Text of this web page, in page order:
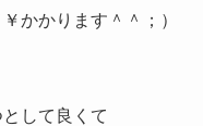
かかります＾＾；）
して良くて